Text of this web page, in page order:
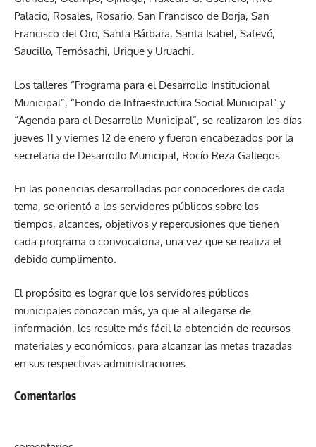
Palacio, Rosales, Rosario, San Francisco de Borja, San
Francisco del Oro, Santa Bárbara, Santa Isabel, Satevó,
Saucillo, Temósachi, Urique y Uruachi.
Los talleres “Programa para el Desarrollo Institucional
Municipal”, “Fondo de Infraestructura Social Municipal” y
“Agenda para el Desarrollo Municipal”, se realizaron los días
jueves 11 y viernes 12 de enero y fueron encabezados por la
secretaria de Desarrollo Municipal, Rocío Reza Gallegos.
En las ponencias desarrolladas por conocedores de cada
tema, se orientó a los servidores públicos sobre los
tiempos, alcances, objetivos y repercusiones que tienen
cada programa o convocatoria, una vez que se realiza el
debido cumplimento.
El propósito es lograr que los servidores públicos
municipales conozcan más, ya que al allegarse de
información, les resulte más fácil la obtención de recursos
materiales y económicos, para alcanzar las metas trazadas
en sus respectivas administraciones.
Comentarios